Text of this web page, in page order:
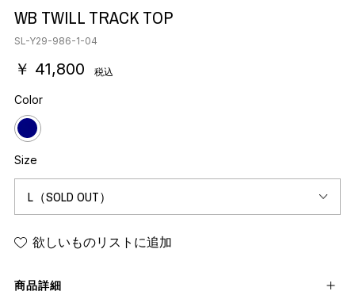
WB TWILL TRACK TOP
SL-Y29-986-1-04
￥ 41,800 税込
Color
Size
欲しいものリストに追加
商品詳細